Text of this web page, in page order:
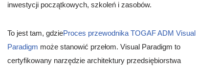
inwestycji początkowych, szkoleń i zasobów.
To jest tam, gdzieProces przewodnika TOGAF ADM Visual
Paradigm może stanowić przełom. Visual Paradigm to
certyfikowany narzędzie architektury przedsiębiorstwa